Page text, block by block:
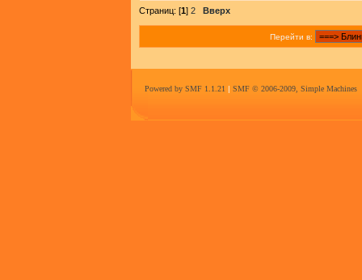
Страниц: [1] 2 Вверх
Перейти в:
Powered by SMF 1.1.21 | SMF © 2006-2009, Simple Machines